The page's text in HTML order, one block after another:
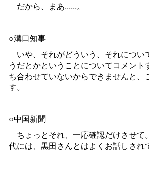
だから、まあ......。
○溝口知事
いや、それがどういう、それについ
うだとかということについてコメント
ち合わせていないからできませんと、
す。
○中国新聞
ちょっとそれ、一応確認だけさせて
代には、黒田さんとはよくお話しされ